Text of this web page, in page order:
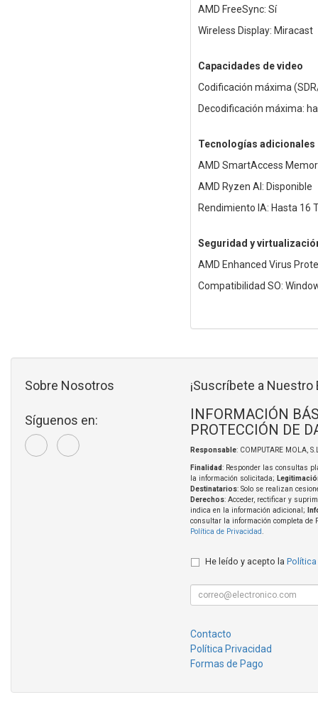
AMD FreeSync: Sí
Wireless Display: Miracast
Capacidades de video
Codificación máxima
Decodificación máxima:
Tecnologías adicionales
AMD SmartAccess
AMD Ryzen AI: Disponible
Rendimiento IA: Hasta 16
Seguridad y
AMD Enhanced Virus
Compatibilidad SO:
Sobre Nosotros
Síguenos en:
¡Suscríbete a Nuestro
INFORMACIÓN
PROTECCIÓN DE
Responsable: COMPUTARE MOLA,
Finalidad: Responder las consultas
la información solicitada;
Destinatarios: Solo se realizan
Derechos: Acceder, rectificar y
indica en la información adicional;
consultar la información completa de
Política de Privacidad
He leído y acepto la Política
Contacto
Política Privacidad
Formas de Pago